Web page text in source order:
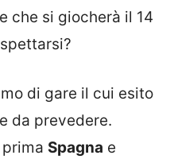
che si giocherà il 14
di gare il cui esito
da prevedere.
Spagna e